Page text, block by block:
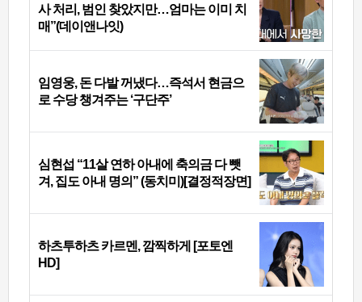
사 처리, 범인 찾았지만…엄마는 이미 치
매”(데이앤나잇)
임영웅, 돈 다발 꺼냈다…즉석서 현금으
로 수당 챙겨주는 ‘구단주’
심현섭 “11살 연하 아내에 축의금 다 뺏
겨, 집도 아내 명의” (동치미)[결정적장면]
하츠투하츠 카르멘, 깜찍하게 [포토엔
HD]